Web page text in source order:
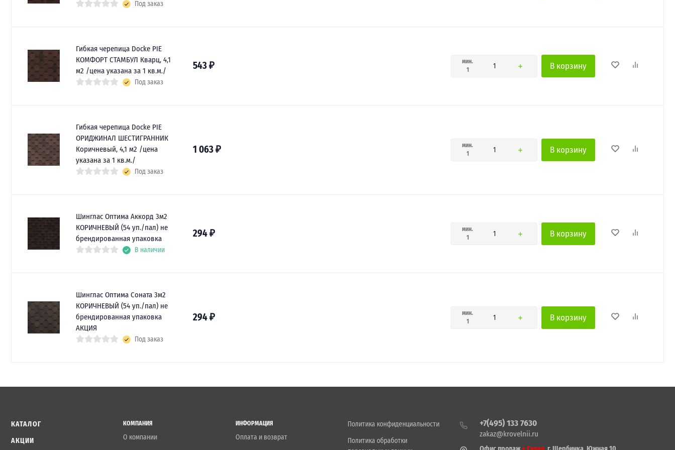
Под заказ
Гибкая черепица Docke PIE
КОМФОРТ СТАМБУЛ Кварц, 4,1
м2 /цена указана за 1 кв.м./
Под заказ
543₽
мин.
1
В корзину
Гибкая черепица Docke PIE
ОРИДЖИНАЛ ШЕСТИГРАННИК
Коричневый, 4,1 м2 /цена
указана за 1 кв.м./
Под заказ
1 063₽
мин.
1
В корзину
Шинглас Оптима Аккорд 3м2
КОРИЧНЕВЫЙ (54 уп./пал) не
брендированная упаковка
В наличии
294₽
мин.
1
В корзину
Шинглас Оптима Соната 3м2
КОРИЧНЕВЫЙ (54 уп./пал) не
брендированная упаковка
АКЦИЯ
Под заказ
294₽
мин.
1
В корзину
КАТАЛОГ
АКЦИИ
КОМПАНИЯ
О компании
ИНФОРМАЦИЯ
Оплата и возврат
Политика конфиденциальности
Политика обработки
+7(495) 133 7630
zakaz@krovelnii.ru